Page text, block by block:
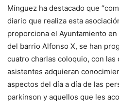
Mínguez ha destacado que
diario que realiza esta
proporciona el Ayuntamiento
del barrio Alfonso X, se han
cuatro charlas coloquio, con
asistentes adquieran
aspectos del día a día de las
parkinson y aquellos que les